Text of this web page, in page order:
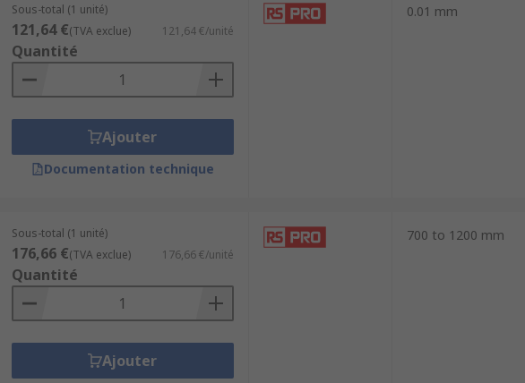
Sous-total (1 unité)
121,64 €(TVA exclue) 121,64 €/unité
Quantité
Ajouter
Documentation technique
0.01 mm
Sous-total (1 unité)
176,66 €(TVA exclue) 176,66 €/unité
Quantité
Ajouter
700 to 1200 mm